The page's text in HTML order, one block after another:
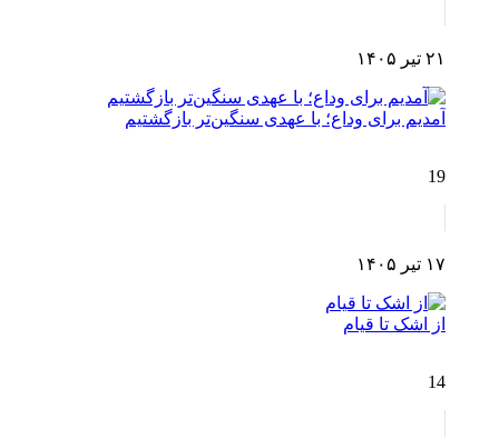
۲۱ تیر ۱۴۰۵
آمدیم برای وداع؛ با عهدی سنگین‌تر بازگشتیم
19
۱۷ تیر ۱۴۰۵
از اشک تا قیام
14